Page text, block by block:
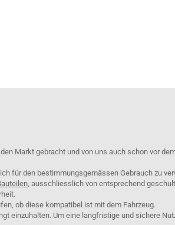
Markt gebracht und von uns auch schon vor
für den bestimmungsgemässen Gebrauch zu
, ausschliesslich von entsprechend
ob diese kompatibel ist mit dem Fahrzeug.
einzuhalten. Um eine langfristige und sichere